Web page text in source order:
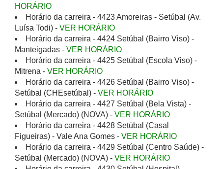
HORÁRIO
Horário da carreira - 4423 Amoreiras - Setúbal (Av.
Luísa Todi) - VER HORÁRIO
Horário da carreira - 4424 Setúbal (Bairro Viso) -
Manteigadas - VER HORÁRIO
Horário da carreira - 4425 Setúbal (Escola Viso) -
Mitrena - VER HORÁRIO
Horário da carreira - 4426 Setúbal (Bairro Viso) -
Setúbal (CHEsetúbal) - VER HORÁRIO
Horário da carreira - 4427 Setúbal (Bela Vista) -
Setúbal (Mercado) (NOVA) - VER HORÁRIO
Horário da carreira - 4428 Setúbal (Casal
Figueiras) - Vale Ana Gomes - VER HORÁRIO
Horário da carreira - 4429 Setúbal (Centro Saúde) -
Setúbal (Mercado) (NOVA) - VER HORÁRIO